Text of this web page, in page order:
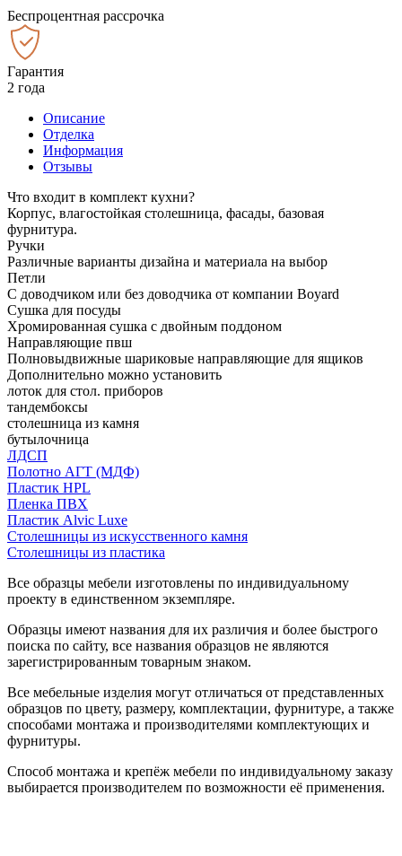
Беспроцентная рассрочка
Гарантия
2 года
Описание
Отделка
Информация
Отзывы
Что входит в комплект кухни?
Корпус, влагостойкая столешница, фасады, базовая
фурнитура.
Ручки
Различные варианты дизайна и материала на выбор
Петли
С доводчиком или без доводчика от компании Boyard
Сушка для посуды
Хромированная сушка с двойным поддоном
Направляющие пвш
Полновыдвижные шариковые направляющие для ящиков
Дополнительно можно установить
лоток для стол. приборов
тандембоксы
столешница из камня
бутылочница
ЛДСП
Полотно АГТ (МДФ)
Пластик HPL
Пленка ПВХ
Пластик Alvic Luxe
Столешницы из искусственного камня
Столешницы из пластика
Все образцы мебели изготовлены по индивидуальному
проекту в единственном экземпляре.
Образцы имеют названия для их различия и более быстрого
поиска по сайту, все названия образцов не являются
зарегистрированным товарным знаком.
Все мебельные изделия могут отличаться от представленных
образцов по цвету, размеру, комплектации, фурнитуре, а также
способами монтажа и производителями комплектующих и
фурнитуры.
Способ монтажа и крепёж мебели по индивидуальному заказу
выбирается производителем по возможности её применения.